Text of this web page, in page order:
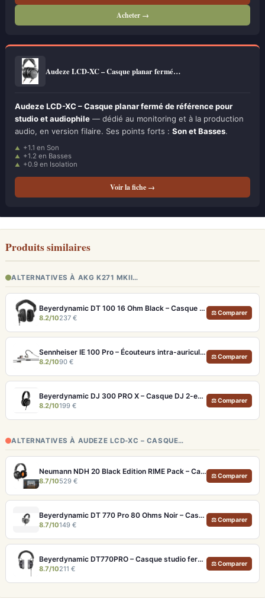
Acheter →
Audeze LCD-XC – Casque planar fermé…
Audeze LCD-XC – Casque planar fermé de référence pour
studio et audiophile — dédié au monitoring et à la production
audio, en version filaire. Ses points forts : Son et Basses.
+1.1 en Son
+1.2 en Basses
+0.9 en Isolation
Voir la fiche →
Produits similaires
ALTERNATIVES À AKG K271 MKII…
Beyerdynamic DT 100 16 Ohm Black – Casque studio fermé pour monitoring précis
8.2/10237 €
⚖ Comparer
Sennheiser IE 100 Pro – Écouteurs intra-auriculaires transparents pour monitoring live
8.2/1090 €
⚖ Comparer
Beyerdynamic DJ 300 PRO X – Casque DJ 2-en-1 pour club et studio
8.2/10199 €
⚖ Comparer
ALTERNATIVES À AUDEZE LCD-XC – CASQUE…
Neumann NDH 20 Black Edition RIME Pack – Casque studio fermé pour monitoring pro et immersion binaurale
8.7/10529 €
⚖ Comparer
Beyerdynamic DT 770 Pro 80 Ohms Noir – Casque studio fermé pour monitoring précis
8.7/10149 €
⚖ Comparer
Beyerdynamic DT770PRO – Casque studio fermé pour un monitoring précis et isolé
8.7/10211 €
⚖ Comparer